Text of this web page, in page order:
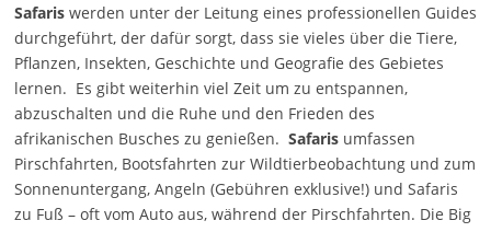
Safariswerden unter der Leitung eines professionellen Guides
durchgeführt, der dafür sorgt, dass sie vieles über die Tiere,
Pflanzen, Insekten, Geschichte und Geografie des Gebietes
lernen. Es gibt weiterhin viel Zeit um zu entspannen,
abzuschalten und die Ruhe und den Frieden des
afrikanischen Busches zu genießen. Safarisumfassen
Pirschfahrten, Bootsfahrten zur Wildtierbeobachtung und zum
Sonnenuntergang, Angeln (Gebühren exklusive!) und Safaris
zu Fuß – oft vom Auto aus, während der Pirschfahrten. Die Big